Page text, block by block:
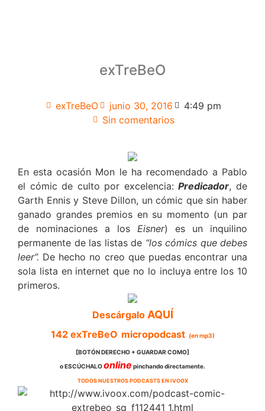
exTreBeO
exTreBeO junio 30, 2016
4:49 pm
Sin comentarios
En esta ocasión Mon le ha recomendado a Pablo
el cómic de culto por excelencia:Predicador, de
Garth Ennis y Steve Dillon, un cómic que sin haber
ganado grandes premios en su momento (un par
de nominaciones a los Eisner) es un inquilino
permanente de las listas de “los cómics que debes
leer”. De hecho no creo que puedas encontrar una
sola lista en internet que no lo incluya entre los 10
primeros.
Descárgalo AQUÍ
142exTreBeO micropodcast (en mp3)
[BOTÓN DERECHO + GUARDAR COMO]
o ESCÚCHALOonline pinchando directamente.
TODOS NUESTROS PODCASTS EN IVOOX